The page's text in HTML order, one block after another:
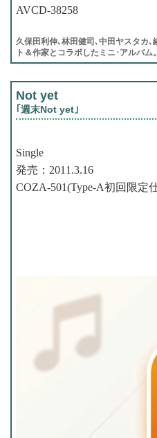
AVCD-38258
久保田利伸､林田健司､中田ヤスタカ
ト＆作家とコラボしたミニ･アルバム。
Not yet
｢週末Not yet｣
Single
発売：2011.3.16
COZA-501(Type-A初回限定